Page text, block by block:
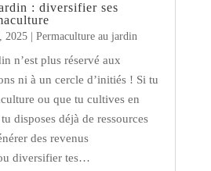
: diversifier ses
2025| Permaculture au jardin
n’est plus réservé aux
ni à un cercle d’initiés ! Si tu
ou que tu cultives en
disposes déjà de ressources
des revenus
diversifier tes…